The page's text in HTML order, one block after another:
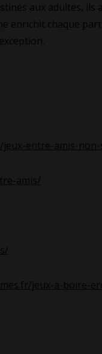
aux adultes, ils
enrichit chaque
entre-amis-
amis/
jeux-a-boire-